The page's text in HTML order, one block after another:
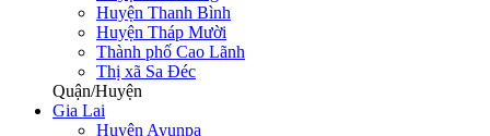
Huyện Thanh Bình
Huyện Tháp Mười
Thành phố Cao Lãnh
Thị xã Sa Đéc
Quận/Huyện
Gia Lai
Huyện Ayunpa